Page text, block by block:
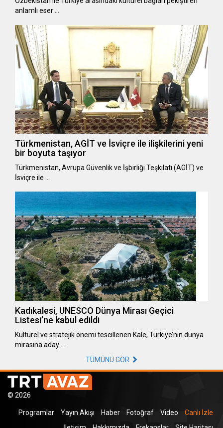
anlamlı eser …
Türkmenistan, AGİT ve İsviçre ile ilişkilerini yeni
bir boyuta taşıyor
Türkmenistan, Avrupa Güvenlik ve İşbirliği Teşkilatı (AGİT) ve
İsviçre ile …
Kadıkalesi, UNESCO Dünya Mirası Geçici
Listesi’ne kabul edildi
Kültürel ve stratejik önemi tescillenen Kale, Türkiye’nin dünya
mirasına aday …
TÜMÜNÜ GÖR
© 2026
Programlar Yayın Akışı Haber Fotoğraf Video
Canlı İzle